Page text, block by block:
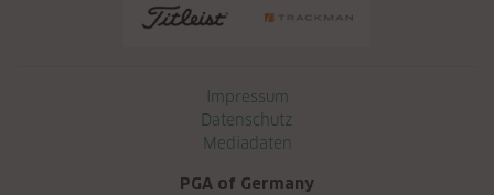
Impressum
Datenschutz
Mediadaten
PGA of Germany